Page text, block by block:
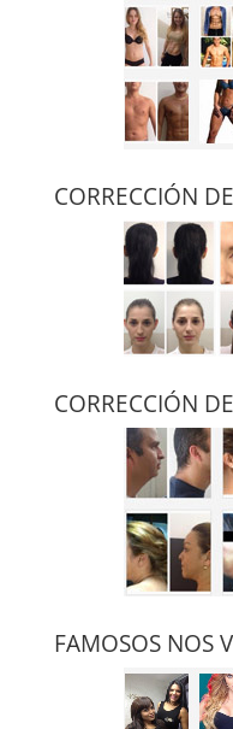
CORRECCIÓN
CORRECCIÓN
FAMOSOS NOS